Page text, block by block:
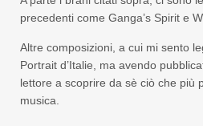
precedenti come Ganga’s Spirit e
Altre composizioni, a cui mi sento
Portrait d’Italie, ma avendo
lettore a scoprire da sè ciò che più
musica.